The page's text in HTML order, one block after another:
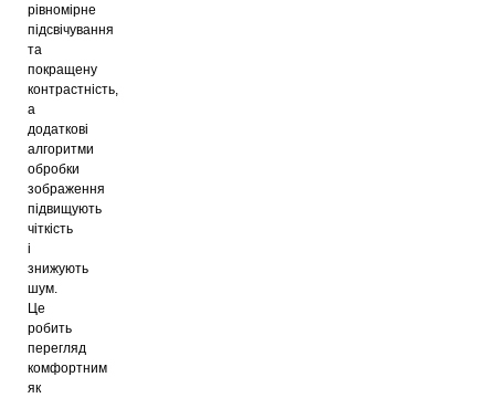
рівномірне
підсвічування
та
покращену
контрастність,
а
додаткові
алгоритми
обробки
зображення
підвищують
чіткість
і
знижують
шум.
Це
робить
перегляд
комфортним
як